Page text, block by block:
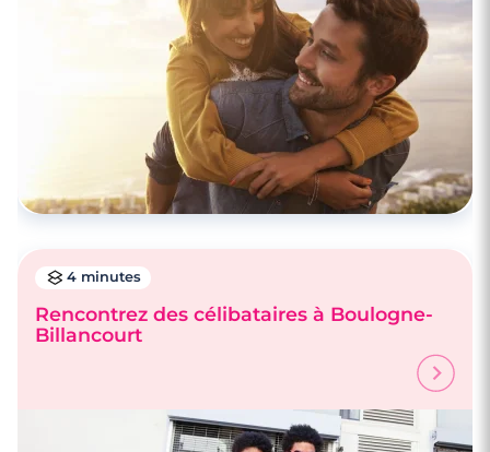
Faire des rencontres à Versailles
4 minutes
Rencontrez des célibataires à Boulogne-
Billancourt